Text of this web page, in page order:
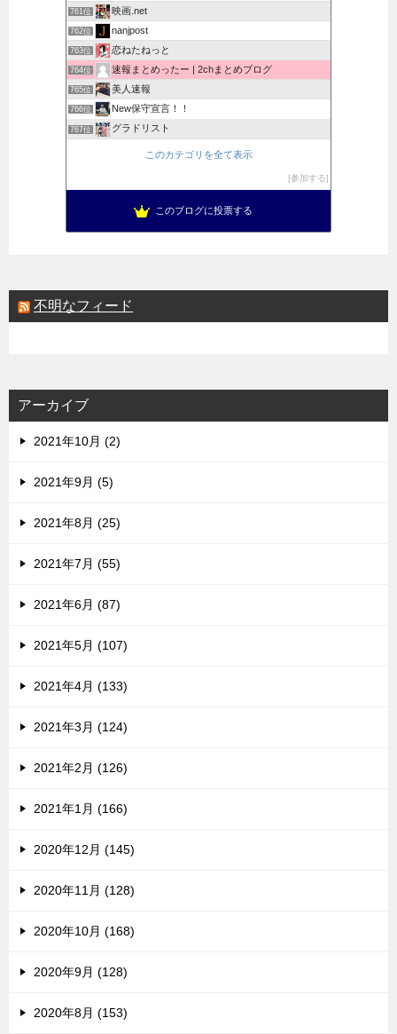
761位 映画.net
762位 nanjpost
763位 恋ねたねっと
764位 速報まとめったー | 2chまとめブログ
765位 美人速報
766位 New保守宣言！！
767位 グラドリスト
これからのことまとめ
ふた速報
このカテゴリを全て表示
参加する
このブログに投票する
不明なフィード
アーカイブ
2021年10月 (2)
2021年9月 (5)
2021年8月 (25)
2021年7月 (55)
2021年6月 (87)
2021年5月 (107)
2021年4月 (133)
2021年3月 (124)
2021年2月 (126)
2021年1月 (166)
2020年12月 (145)
2020年11月 (128)
2020年10月 (168)
2020年9月 (128)
2020年8月 (153)